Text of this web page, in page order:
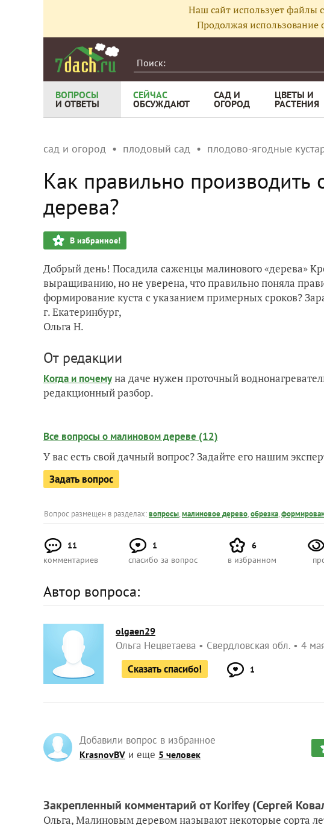
Наш сайт использует файлы
Продолжая использование
ВОПРОСЫ
И ОТВЕТЫ
СЕЙЧАС
ОБСУЖДАЮТ
САД И
ОГОРОД
ЦВЕТЫ И
РАСТЕНИЯ
сад и огород плодовый сад плодово-ягодные
Как правильно производить
дерева?
В избранное!
Добрый день! Посадила саженцы малинового «дерева»
выращиванию, но не уверена, что правильно поняла
формирование куста с указанием примерных сроков?
г. Екатеринбург,
Ольга Н.
От редакции
Когда и почемуна даче нужен проточный
редакционный разбор.
Все вопросы о малиновом дереве (12)
У вас есть свой дачный вопрос? Задайте его нашим
Задать вопрос
Вопрос размещен в разделах:вопросы,малиновое дерево,обрезка,
11
комментариев
1
спасибо за вопрос
6
в избранном
Автор вопроса:
olgaen29
Ольга Нецветаева Свердловская обл.
4
Сказать спасибо!
1
Добавили вопрос в избранное
KrasnovBV и еще 5 человек
Закрепленный комментарий от Korifey(Сергей
Ольга, Малиновым деревом называют некоторые сорта